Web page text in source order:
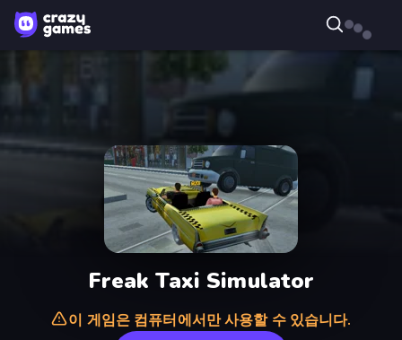
Freak Taxi Simulator
이 게임은 컴퓨터에서만 사용할 수 있습니다.